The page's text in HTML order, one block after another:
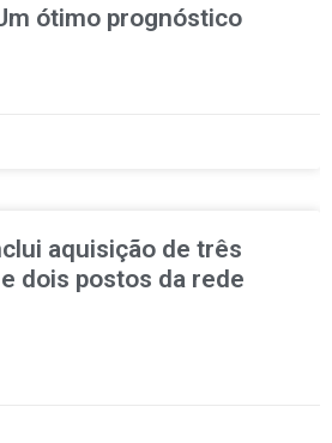
ótimo prognóstico
aquisição de três
dois postos da rede